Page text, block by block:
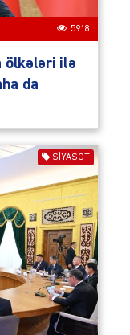
5918
ölkələri ilə
da
SIYASƏT